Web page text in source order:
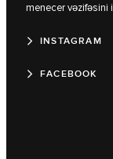
menecer vəzifəsini
INSTAGRAM
FACEBOOK